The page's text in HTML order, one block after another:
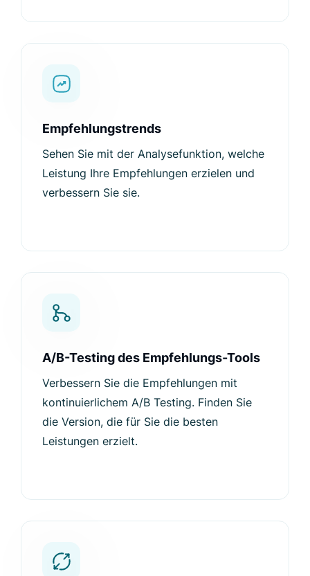
Empfehlungstrends
Sehen Sie mit der Analysefunktion, welche
Leistung Ihre Empfehlungen erzielen und
verbessern Sie sie.
A/B-Testing des Empfehlungs-Tools
Verbessern Sie die Empfehlungen mit
kontinuierlichem A/B Testing. Finden Sie
die Version, die für Sie die besten
Leistungen erzielt.